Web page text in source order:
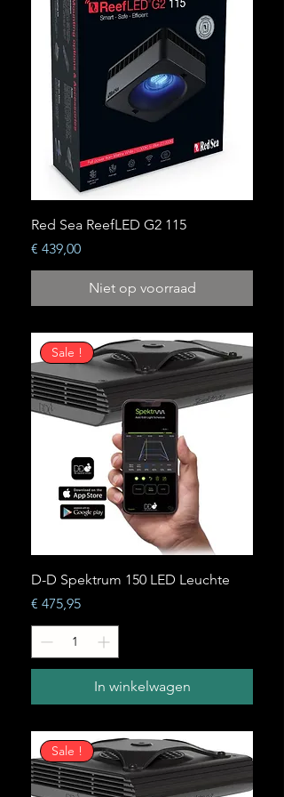
Red Sea ReefLED G2 115
Prijs
€ 439,00
Niet op voorraad
Sale !
D-D Spektrum 150 LED Leuchte
Prijs
€ 475,95
In winkelwagen
Sale !